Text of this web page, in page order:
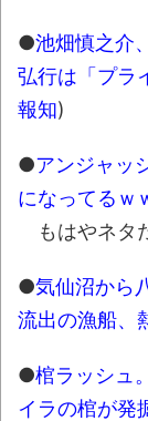
●池畑慎之介
弘行は「プラ
報知)
●アンジャッ
になってるｗ
もはやネタ
●気仙沼から
流出の漁船、
●棺ラッシュ
イラの棺が発